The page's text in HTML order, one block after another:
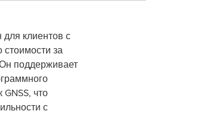
клиентов с
за
поддерживает
что
с